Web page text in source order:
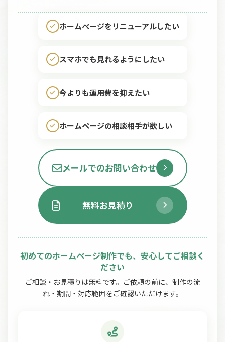
ホームページをリニューアルしたい
スマホでも見れるようにしたい
今よりも運用費を抑えたい
ホームページの相談相手が欲しい
メールでのお問い合わせ
無料お見積り
初めてのホームページ制作でも、安心してご相談く
ださい
ご相談・お見積りは無料です。ご依頼の前に、制作の流
れ・期間・対応範囲をご確認いただけます。